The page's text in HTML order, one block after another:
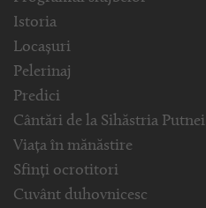
Istoria
Locașuri
Pelerinaj
Predici
Cântări de la Sihăstria Putnei
Viața în mănăstire
Sfinți ocrotitori
Cuvânt duhovnicesc